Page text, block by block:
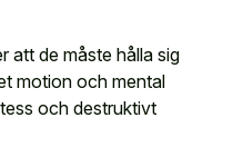
att de måste hålla sig
motion och mental
och destruktivt